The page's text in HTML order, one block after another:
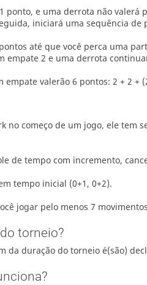
ponto, e uma derrota não valerá
iniciará uma sequência
até que você perca uma
empate 2 e uma derrota
valerão 6 pontos: 2 + 2 +
no começo de um jogo, ele tem
de tempo com incremento,
tempo inicial (0+1, 0+2).
jogar pelo menos 7
torneio?
da duração do torneio é(são)